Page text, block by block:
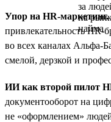
Упор на HR-маркетинг.
привлекательность
во всех каналах Альфа-
смелой, дерзкой и
ИИ как второй пилот
документооборот на
не «оформлением»